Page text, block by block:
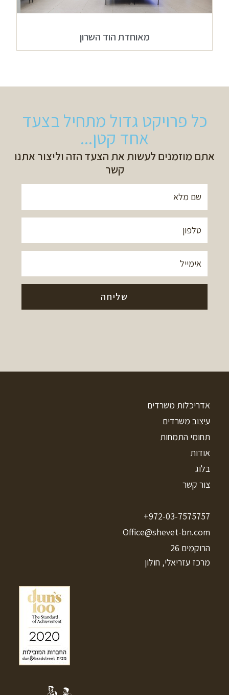
מאוחדת הוד השרון
כל פרויקט גדול מתחיל בצעד
אחד קטן...
אתם מוזמנים לעשות את הצעד הזה וליצור אתנו
קשר
אדריכלות משרדים
עיצוב משרדים
תחומי התמחות
אודות
בלוג
צור קשר
972-03-7575757+
Office@shevet-bn.com
הרוקמים 26
מרכז עזריאלי, חולון